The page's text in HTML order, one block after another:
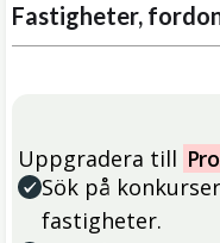
Fastigheter,
Uppgradera till
Sök på
fastigheter.